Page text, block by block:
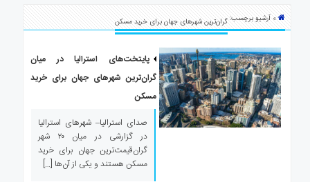
استرالیا
ارتباط
» آرشیو برچسب:گران‌ترین شهرهای جهان برای خرید مسکن
پایتخت‌های استرالیا در میان
گران‌ترین شهرهای جهان برای خرید
مسکن
صدای استرالیا– شهرهای استرالیا
در گزارشی در میان ۲۰ شهر
گران‌قیمت‌ترین جهان برای خرید
مسکن هستند و یکی از آن‌ها […]